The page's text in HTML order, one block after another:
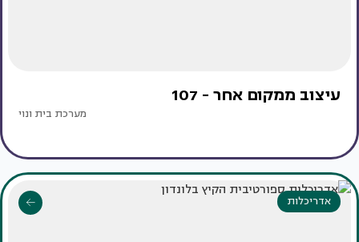
עיצוב ממקום אחר - 107
מערכת בית ונוי
אדריכלות